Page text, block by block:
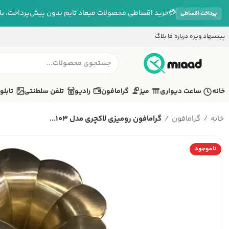
پرداخت اقساطی 💳خرید اقساطی محصولات میعاد تایم بدون پیش‌پرداخت،
پیشنهاد ویژه درباره ما بلاگ
خانه ساعت دیواری میز گرامافون رادیو تلفن سلطنتی تابلو
خانه گرامافون گرامافون رومیزی لاکچری مدل 103...
ناموجود